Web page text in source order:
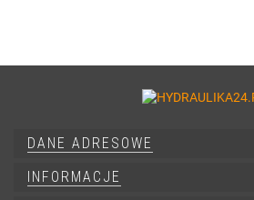
DANE ADRESOWE
INFORMACJE